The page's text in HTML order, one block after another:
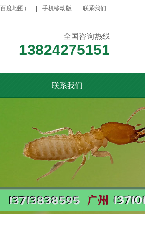
百度地图 ） 手机移动版 联系我们
全国咨询热线
13824275151
联系我们